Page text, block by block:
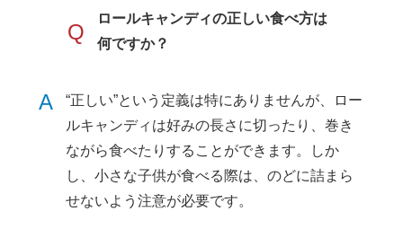
Q
ロールキャンディの正しい食べ方は
何ですか？
A
“正しい”という定義は特にありませんが、ロー
ルキャンディは好みの長さに切ったり、巻き
ながら食べたりすることができます。しか
し、小さな子供が食べる際は、のどに詰まら
せないよう注意が必要です。